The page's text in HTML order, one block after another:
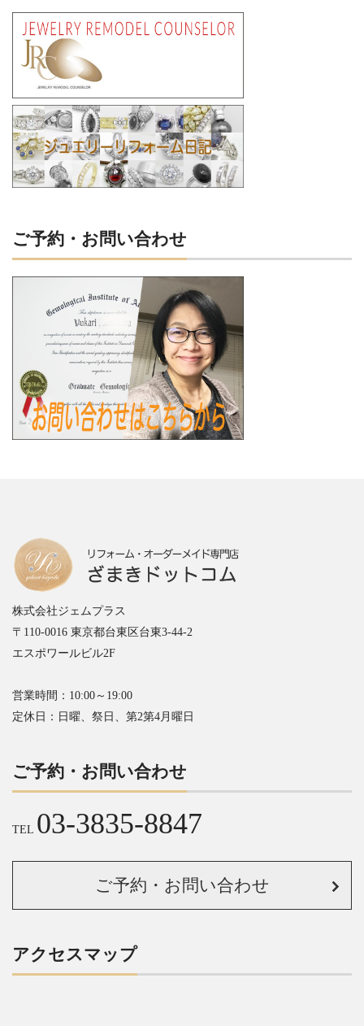
ご予約・お問い合わせ
株式会社ジェムプラス
〒110-0016 東京都台東区台東3-44-2
エスポワールビル2F
営業時間：10:00～19:00
定休日：日曜、祭日、第2第4月曜日
ご予約・お問い合わせ
TEL 03-3835-8847
ご予約・お問い合わせ
アクセスマップ